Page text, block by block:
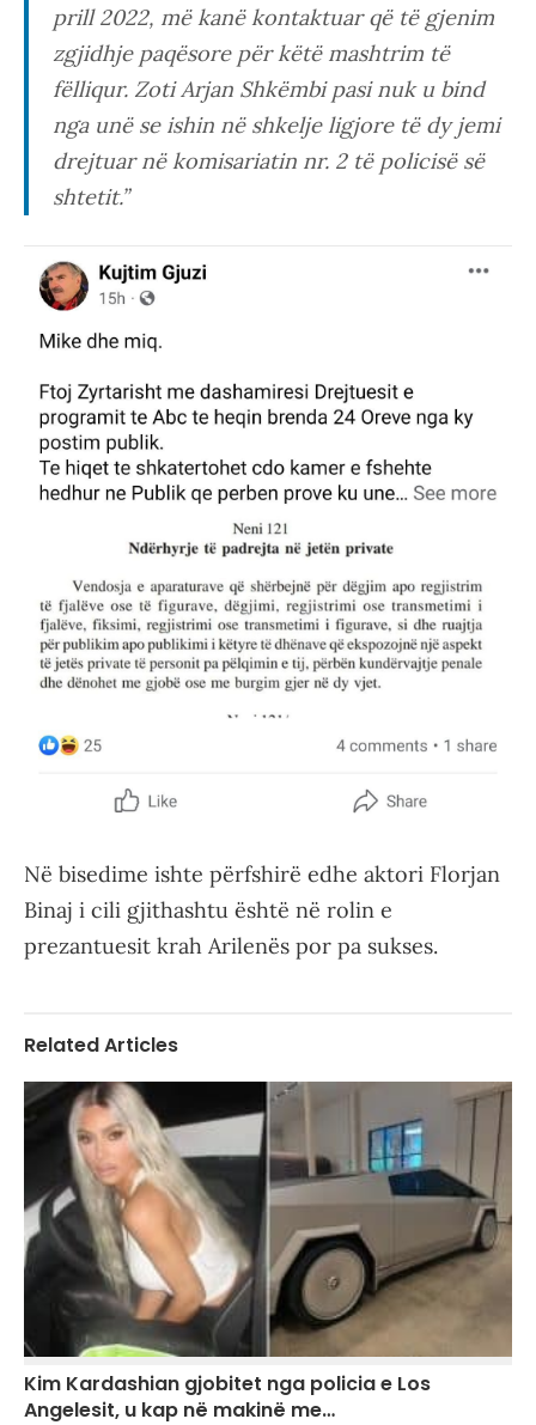
prill 2022, më kanë kontaktuar që të gjenim
zgjidhje paqësore për këtë mashtrim të
fëlliqur. Zoti Arjan Shkëmbi pasi nuk u bind
nga unë se ishin në shkelje ligjore të dy jemi
drejtuar në komisariatin nr. 2 të policisë së
shtetit.”
Në bisedime ishte përfshirë edhe aktori Florjan
Binaj i cili gjithashtu është në rolin e
prezantuesit krah Arilenës por pa sukses.
Related Articles
Kim Kardashian gjobitet nga policia e Los
Angelesit, u kap në makinë me…